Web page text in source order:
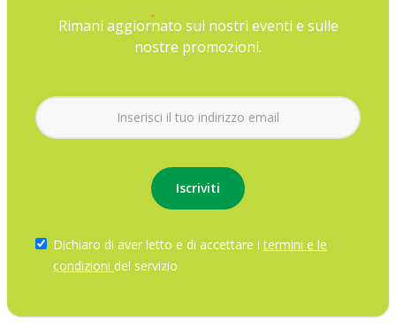
Rimani aggiornato sui nostri eventi e sulle
nostre promozioni.
Dichiaro di aver letto e di accettare itermini e le
condizioni del servizio